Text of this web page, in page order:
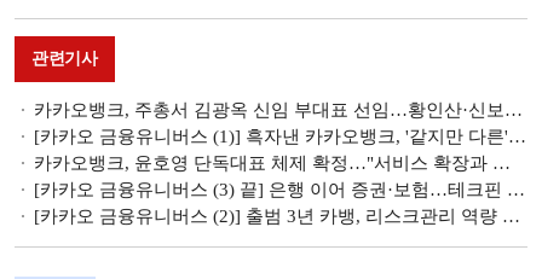
관련기사
카카오뱅크, 주총서 김광옥 신임 부대표 선임…황인산·신보선 신임 사외이사
[카카오 금융유니버스 (1)] 흑자낸 카카오뱅크, '같지만 다른' 은행 자리매김
카카오뱅크, 윤호영 단독대표 체제 확정…"서비스 확장과 고객경험 강화"
[카카오 금융유니버스 (3) 끝] 은행 이어 증권·보험…테크핀 플랫폼 파급력 촉각
[카카오 금융유니버스 (2)] 출범 3년 카뱅, 리스크관리 역량 핵심 화두